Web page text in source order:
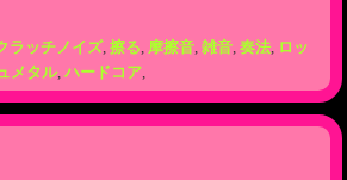
ラッチノイズ, 擦る, 摩擦音, 雑音, 奏法, ロッ
メタル, ハードコア,